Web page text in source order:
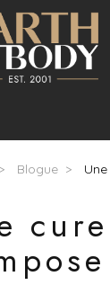
principal
Blogue